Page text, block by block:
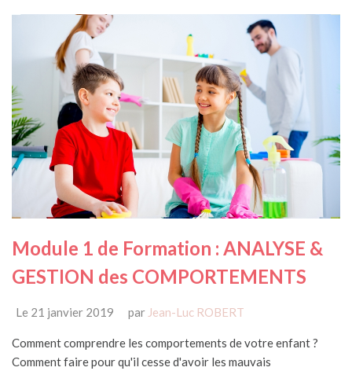
Module 1 de Formation : ANALYSE &
GESTION des COMPORTEMENTS
Le 21 janvier 2019 par Jean-Luc ROBERT
Comment comprendre les comportements de votre enfant ?
Comment faire pour qu'il cesse d'avoir les mauvais